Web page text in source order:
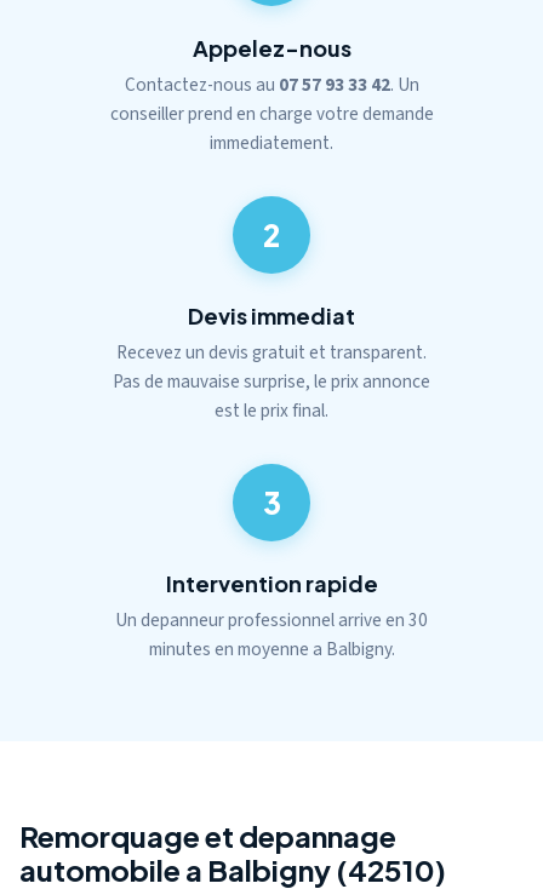
Appelez-nous
Contactez-nous au 07 57 93 33 42. Un
conseiller prend en charge votre demande
immediatement.
2
Devis immediat
Recevez un devis gratuit et transparent.
Pas de mauvaise surprise, le prix annonce
est le prix final.
3
Intervention rapide
Un depanneur professionnel arrive en 30
minutes en moyenne a Balbigny.
Remorquage et depannage
automobile a Balbigny (42510)